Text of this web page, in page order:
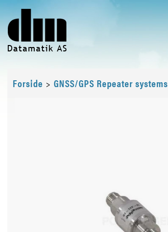
Forside > GNSS/GPS Repeater systems